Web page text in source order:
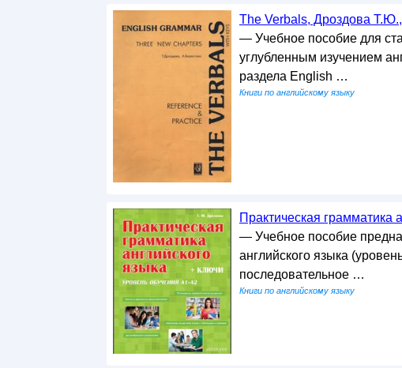
The Verbals, Дроздова
— Учебное пособие для
углубленным изучением
раздела English …
Книги по английскому языку
Практическая грамматика
— Учебное пособие
английского языка
последовательное …
Книги по английскому языку